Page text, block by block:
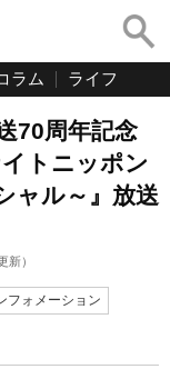
ラム ライフ
70周年記念
トニッポン
ャル～』放送
新）
フォメーション